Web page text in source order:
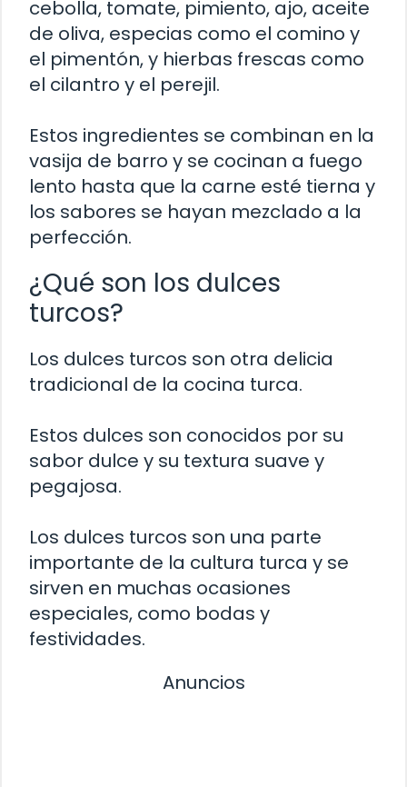
cebolla, tomate, pimiento, ajo, aceite
de oliva, especias como el comino y
el pimentón, y hierbas frescas como
el cilantro y el perejil.
Estos ingredientes se combinan en la
vasija de barro y se cocinan a fuego
lento hasta que la carne esté tierna y
los sabores se hayan mezclado a la
perfección.
¿Qué son los dulces
turcos?
Los dulces turcos son otra delicia
tradicional de la cocina turca.
Estos dulces son conocidos por su
sabor dulce y su textura suave y
pegajosa.
Los dulces turcos son una parte
importante de la cultura turca y se
sirven en muchas ocasiones
especiales, como bodas y
festividades.
Anuncios